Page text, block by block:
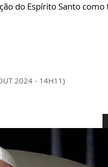
do Espírito Santo
2024 - 14H11)